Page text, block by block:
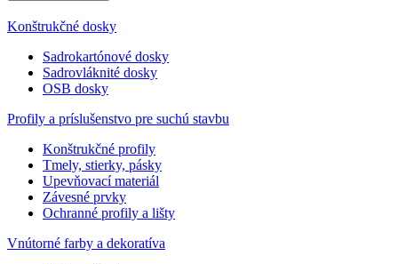
Konštrukčné dosky
Sadrokartónové dosky
Sadrovláknité dosky
OSB dosky
Profily a príslušenstvo pre suchú stavbu
Konštrukčné profily
Tmely, stierky, pásky
Upevňovací materiál
Závesné prvky
Ochranné profily a lišty
Vnútorné farby a dekoratíva